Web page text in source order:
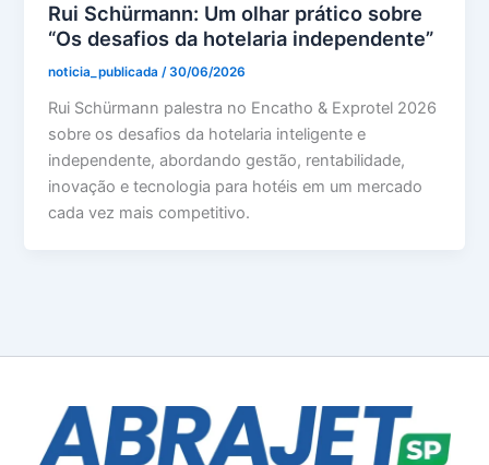
Rui Schürmann: Um olhar prático sobre
“Os desafios da hotelaria independente”
noticia_publicada/30/06/2026
Rui Schürmann palestra no Encatho & Exprotel 2026
sobre os desafios da hotelaria inteligente e
independente, abordando gestão, rentabilidade,
inovação e tecnologia para hotéis em um mercado
cada vez mais competitivo.